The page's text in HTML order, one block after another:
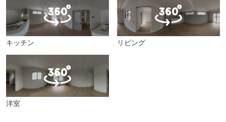
キッチン リビング
洋室